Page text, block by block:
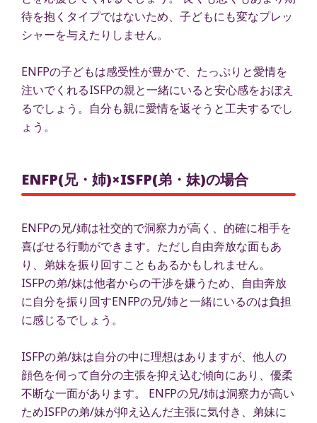
待を抱くタイプではないため、子どもにも変なプレッ
シャーを与えたりしません。
ENFPの子どもは感受性が豊かで、たっぷりと愛情を
注いでくれるISFPの親と一緒にいると安心感をおぼえ
るでしょう。自分も親に愛情を返そうと工夫するでし
ょう。
ENFP(兄・姉)×ISFP(弟・妹)の場合
ENFPの兄/姉は社交的で洞察力が高く、的確に相手を
喜ばせる行動ができます。ただし自由奔放な面もあ
り、弟妹を振り回すこともあるかもしれません。
ISFPの弟/妹は他者からの干渉を嫌うため、自由奔放
に自分を振り回すENFPの兄/姉と一緒にいるのは負担
に感じるでしょう。
ISFPの弟/妹は自分の中に理想はありますが、他人の
顔色を伺って自分の主張を抑え込む傾向にあり、優柔
不断な一面があります。 ENFPの兄/姉は洞察力が高い
ためISFPの弟/妹が抑え込んだ主張に気付き、弟妹に